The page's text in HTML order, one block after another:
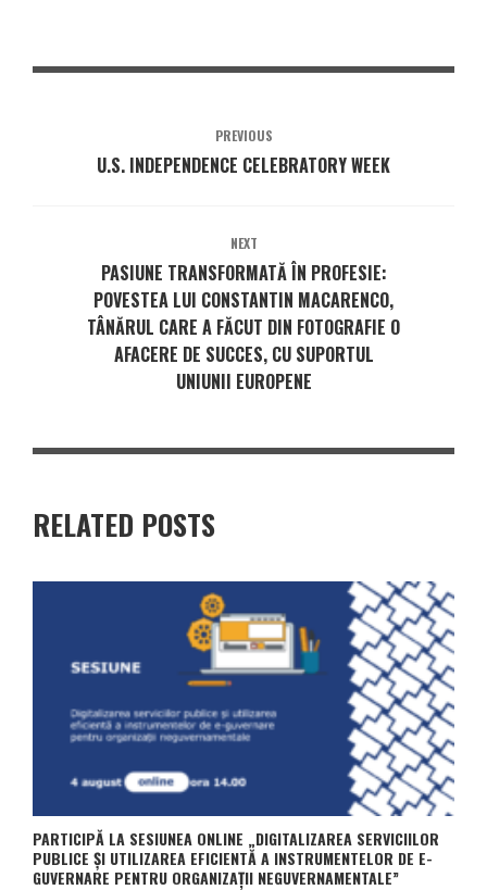
PREVIOUS
U.S. INDEPENDENCE CELEBRATORY WEEK
NEXT
PASIUNE TRANSFORMATĂ ÎN PROFESIE:
POVESTEA LUI CONSTANTIN MACARENCO,
TÂNĂRUL CARE A FĂCUT DIN FOTOGRAFIE O
AFACERE DE SUCCES, CU SUPORTUL
UNIUNII EUROPENE
RELATED POSTS
PARTICIPĂ LA SESIUNEA ONLINE „DIGITALIZAREA SERVICIILOR
PUBLICE ȘI UTILIZAREA EFICIENTĂ A INSTRUMENTELOR DE E-
GUVERNARE PENTRU ORGANIZAȚII NEGUVERNAMENTALE”